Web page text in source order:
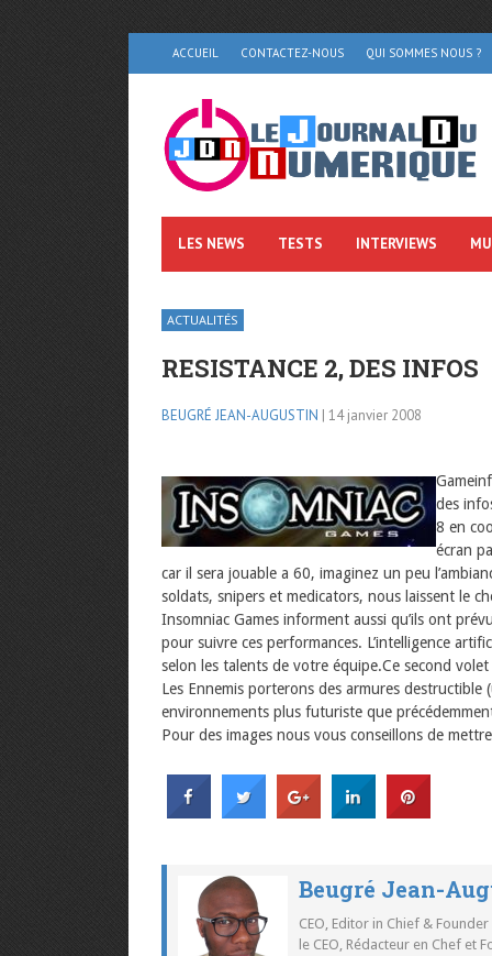
ACCUEIL CONTACTEZ-NOUS QUI SOMMES NOUS ?
LES NEWS TESTS INTERVIEWS
ACTUALITÉS
RESISTANCE 2, DES INFOS
BEUGRÉ JEAN-AUGUSTIN | 14 janvier 2008
des
8 en
écran
car il sera jouable a 60, imaginez un peu
soldats, snipers et medicators, nous laissent le
Insomniac Games informent aussi qu’ils ont
pour suivre ces performances. L’intelligence
selon les talents de votre équipe.Ce second
Les Ennemis porterons des armures
environnements plus futuriste que
Pour des images nous vous conseillons de
Beugré Jean-
CEO, Editor in Chief &
le CEO, Rédacteur en Chef et